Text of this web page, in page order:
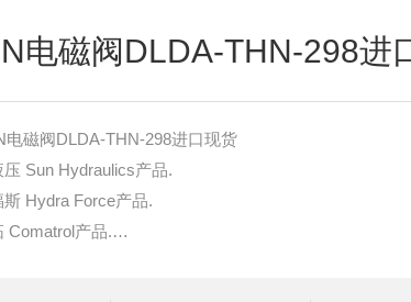
电磁阀DLDA-THN-298进
电磁阀DLDA-THN-298进口现货
Sun Hydraulics产品.
Hydra Force产品.
Comatrol产品.